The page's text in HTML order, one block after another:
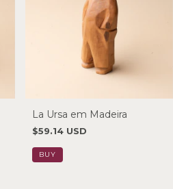
La Ursa em Madeira
$59.14 USD